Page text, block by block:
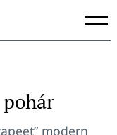
modern